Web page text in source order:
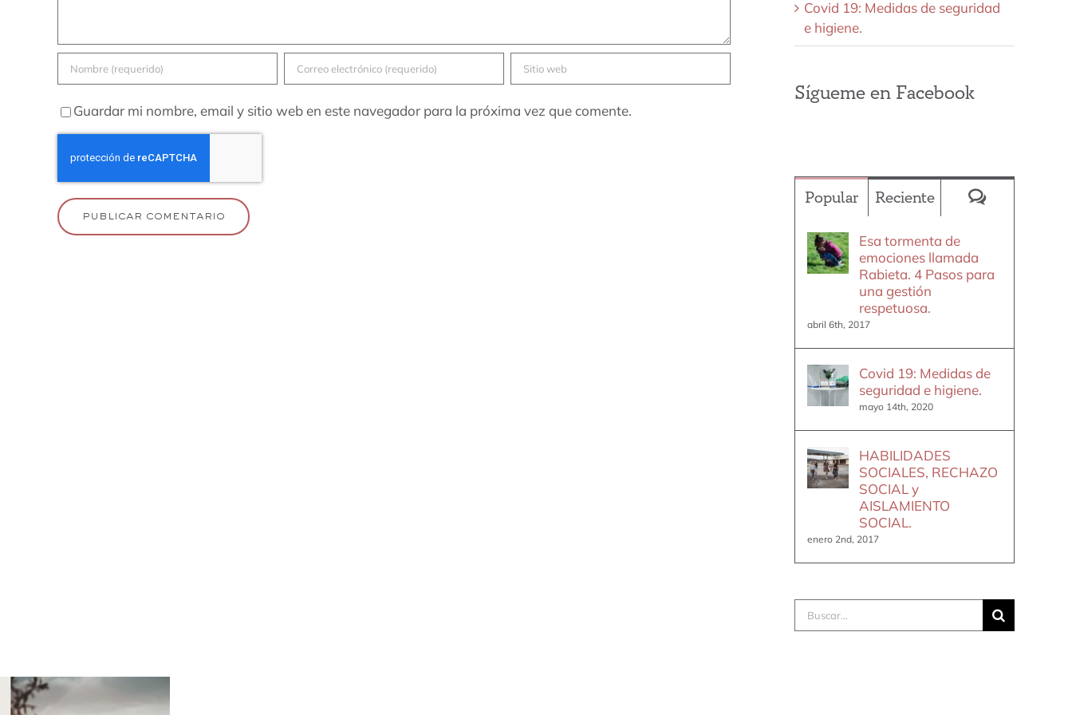
Guardar mi nombre, email y sitio web en este navegador para la próxima vez que comente.
Covid 19: Medidas de seguridad
e higiene.
Sígueme en Facebook
Popular Reciente
Esa tormenta de
emociones llamada
Rabieta. 4 Pasos para
una gestión
respetuosa.
abril 6th, 2017
Covid 19: Medidas de
seguridad e higiene.
mayo 14th, 2020
HABILIDADES
SOCIALES, RECHAZO
SOCIAL y
AISLAMIENTO
SOCIAL.
enero 2nd, 2017
Buscar: